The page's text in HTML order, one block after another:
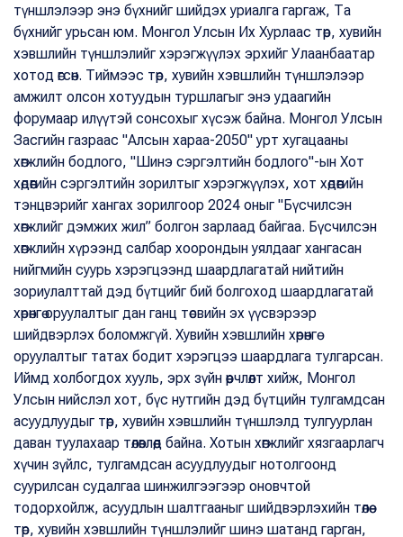
түншлэлээр энэ бүхнийг шийдэх уриалга гаргаж, Та
бүхнийг урьсан юм. Монгол Улсын Их Хурлаас төр, хувийн
хэвшлийн түншлэлийг хэрэгжүүлэх эрхийг Улаанбаатар
хотод өгсөн. Тиймээс төр, хувийн хэвшлийн түншлэлээр
амжилт олсон хотуудын туршлагыг энэ удаагийн
форумаар илүүтэй сонсохыг хүсэж байна. Монгол Улсын
Засгийн газраас "Алсын хараа-2050" урт хугацааны
хөгжлийн бодлого, "Шинэ сэргэлтийн бодлого"-ын Хот
хөдөөгийн сэргэлтийн зорилтыг хэрэгжүүлэх, хот хөдөөгийн
тэнцвэрийг хангах зорилгоор 2024 оныг "Бүсчилсэн
хөгжлийг дэмжих жил” болгон зарлаад байгаа. Бүсчилсэн
хөгжлийн хүрээнд салбар хоорондын уялдааг хангасан
нийгмийн суурь хэрэгцээнд шаардлагатай нийтийн
зориулалттай дэд бүтцийг бий болгоход шаардлагатай
хөрөнгө оруулалтыг дан ганц төсвийн эх үүсвэрээр
шийдвэрлэх боломжгүй. Хувийн хэвшлийн хөрөнгө
оруулалтыг татах бодит хэрэгцээ шаардлага тулгарсан.
Иймд холбогдох хууль, эрх зүйн өөрчлөлт хийж, Монгол
Улсын нийслэл хот, бүс нутгийн дэд бүтцийн тулгамдсан
асуудлуудыг төр, хувийн хэвшлийн түншлэлд тулгуурлан
даван туулахаар төлөвлөөд байна. Хотын хөгжлийг хязгаарлагч
хүчин зүйлс, тулгамдсан асуудлуудыг нотолгоонд
суурилсан судалгаа шинжилгээгээр оновчтой
тодорхойлж, асуудлын шалтгааныг шийдвэрлэхийн төлөө
төр, хувийн хэвшлийн түншлэлийг шинэ шатанд гарган,